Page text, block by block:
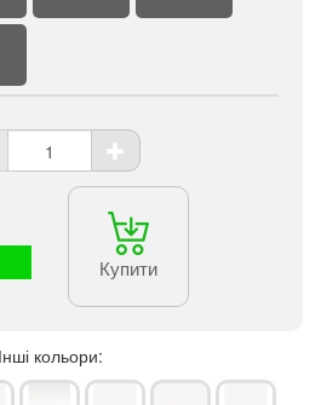
Купити
Інші кольори: